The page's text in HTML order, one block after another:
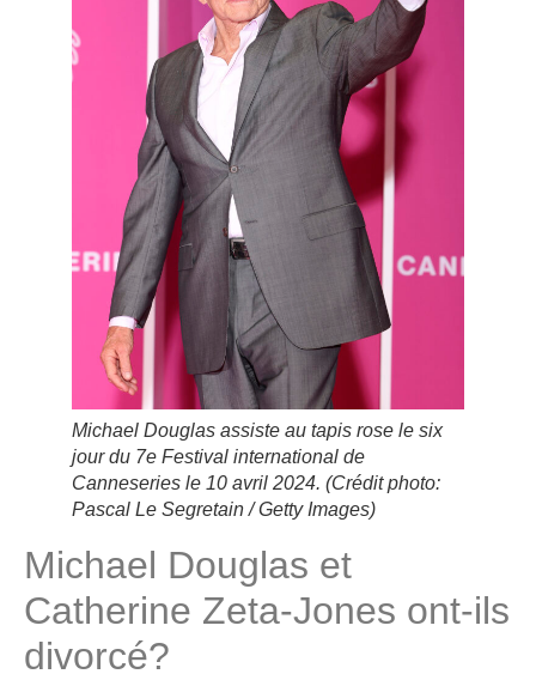
Michael Douglas assiste au tapis rose le six
jour du 7e Festival international de
Canneseries le 10 avril 2024. (Crédit photo:
Pascal Le Segretain / Getty Images)
Michael Douglas et
Catherine Zeta-Jones ont-ils
divorcé?